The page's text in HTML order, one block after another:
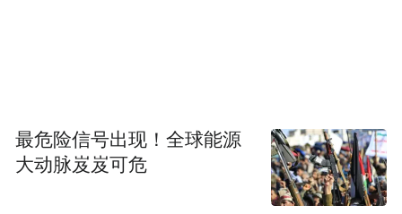
十字街人行天桥已完工并投入使用
最危险信号出现！全球能源
大动脉岌岌可危